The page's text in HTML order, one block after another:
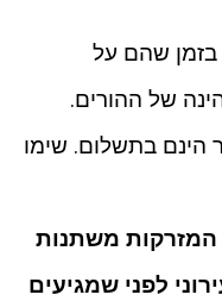
בזמן שהם על
של ההורים.
הינם בתשלום. שימו
המזרקות משתנות
לפני שמגיעים